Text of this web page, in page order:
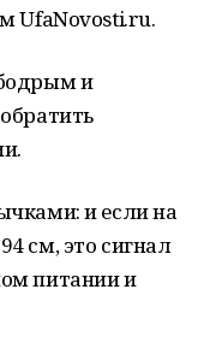
UfaNovosti.ru.
и
и если на
см, это сигнал
питании и